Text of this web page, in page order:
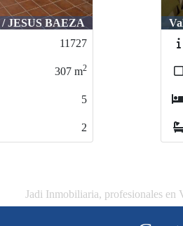
/ JESUS BAEZA
11727
307 m2
5
2
Jadi Inmobiliaria, profesionales en